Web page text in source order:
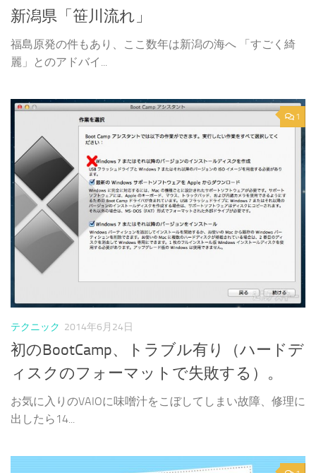
新潟県「笹川流れ」
福島原発の件もあり、ここ数年は新潟の海へ 「すごく綺
麗」とのアドバイ...
1
テクニック 2014年6月24日
初のBootCamp、トラブル有り（ハードデ
ィスクのフォーマットで失敗する）。
お気に入りのVAIOに味噌汁をこぼしてしまい故障、修理に
出したら14...